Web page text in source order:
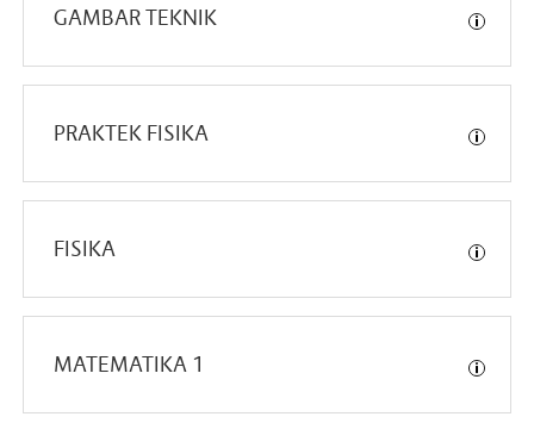
GAMBAR TEKNIK
PRAKTEK FISIKA
FISIKA
MATEMATIKA 1